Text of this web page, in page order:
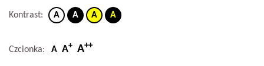
Kontrast: A A A A
Czcionka: A A+ A++